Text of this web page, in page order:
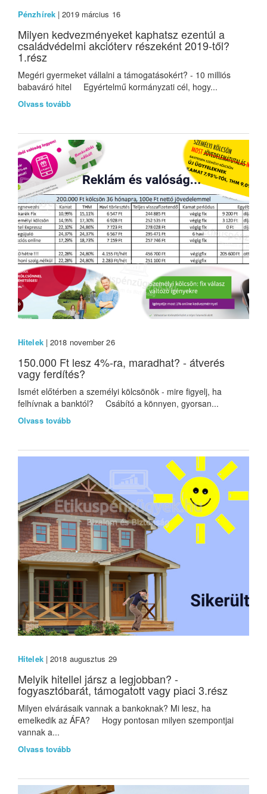
Pénzhírek| 2019 március 16
Milyen kedvezményeket kaphatsz ezentúl a
családvédelmi akcióterv részeként 2019-től?
1.rész
Megéri gyermeket vállalni a támogatásokért? - 10 milliós
babaváró hitel Egyértelmű kormányzati cél, hogy...
Olvass tovább
Hitelek| 2018 november 26
150.000 Ft lesz 4%-ra, maradhat? - átverés
vagy ferdítés?
Ismét előtérben a személyi kölcsönök - mire figyelj, ha
felhívnak a banktól? Csábító a könnyen, gyorsan...
Olvass tovább
Hitelek| 2018 augusztus 29
Melyik hitellel jársz a legjobban? -
fogyasztóbarát, támogatott vagy piaci 3.rész
Milyen elvárásaik vannak a bankoknak? Mi lesz, ha
emelkedik az ÁFA? Hogy pontosan milyen szempontjai
vannak a...
Olvass tovább